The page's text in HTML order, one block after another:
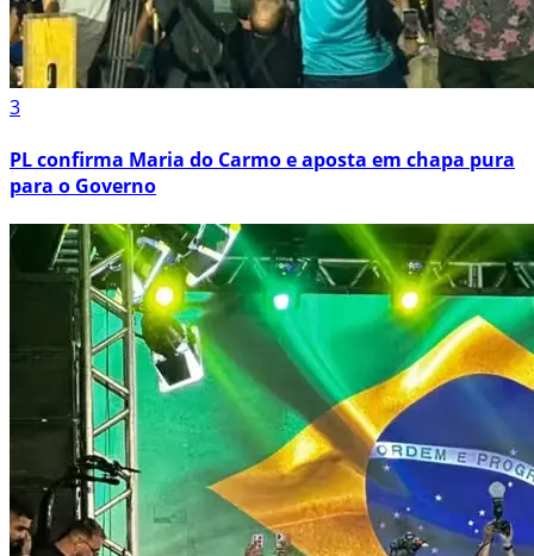
3
PL confirma Maria do Carmo e aposta em chapa pura
para o Governo